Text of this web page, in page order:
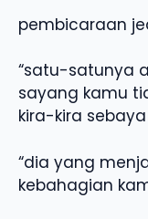
pembicaraan
“satu-satunya
sayang kamu
kira-kira
“dia yang
kebahagian